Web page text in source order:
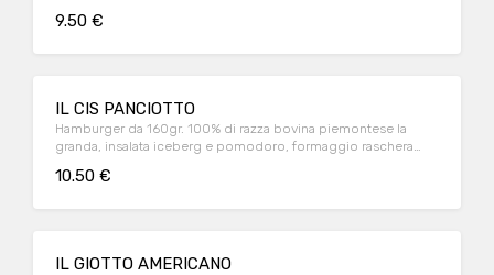
9.50 €
IL CIS PANCIOTTO
Hamburger da 160gr. 100% di razza bovina piemontese la
granda, insalata iceberg e pomodoro, formaggio raschera
salsa bio barbecue
10.50 €
IL GIOTTO AMERICANO